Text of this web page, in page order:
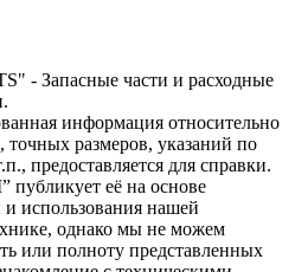
- Запасные части и расходные
информация относительно
точных размеров, указаний по
предоставляется для справки.
её на основе
использования нашей
однако мы не можем
или полноту представленных